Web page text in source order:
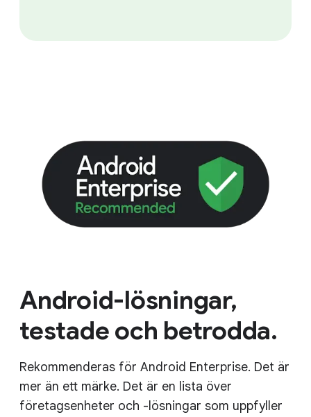
Android-lösningar,
testade och betrodda.
Rekommenderas för Android Enterprise. Det är
mer än ett märke. Det är en lista över
företagsenheter och -lösningar som uppfyller